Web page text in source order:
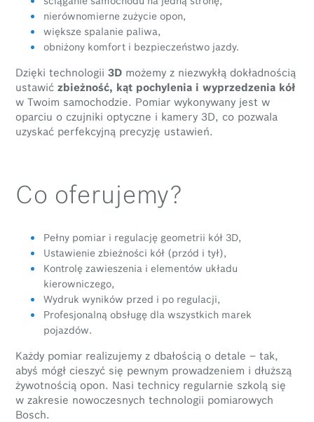
nierównomierne zużycie opon,
większe spalanie paliwa,
obniżony komfort i bezpieczeństwo jazdy.
Dzięki technologii 3D możemy z niezwykłą dokładnością
ustawić zbieżność, kąt pochylenia i wyprzedzenia kół
w Twoim samochodzie. Pomiar wykonywany jest w
oparciu o czujniki optyczne i kamery 3D, co pozwala
uzyskać perfekcyjną precyzję ustawień.
Co oferujemy?
Pełny pomiar i regulację geometrii kół 3D,
Ustawienie zbieżności kół (przód i tył),
Kontrolę zawieszenia i elementów układu
kierowniczego,
Wydruk wyników przed i po regulacji,
Profesjonalną obsługę dla wszystkich marek
pojazdów.
Każdy pomiar realizujemy z dbałością o detale – tak,
abyś mógł cieszyć się pewnym prowadzeniem i dłuższą
żywotnością opon. Nasi technicy regularnie szkolą się
w zakresie nowoczesnych technologii pomiarowych
Bosch.